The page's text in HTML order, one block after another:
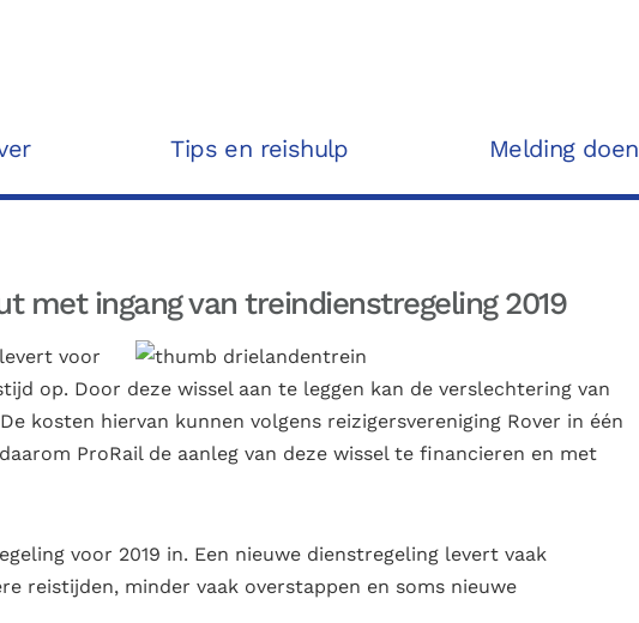
Tips en reishulp Melding doen
met ingang van treindienstregeling 2019
voor
op. Door deze wissel aan te leggen kan de verslechtering van
kosten hiervan kunnen volgens reizigersvereniging Rover in één
ProRail de aanleg van deze wissel te financieren en met
voor 2019 in. Een nieuwe dienstregeling levert vaak
reistijden, minder vaak overstappen en soms nieuwe